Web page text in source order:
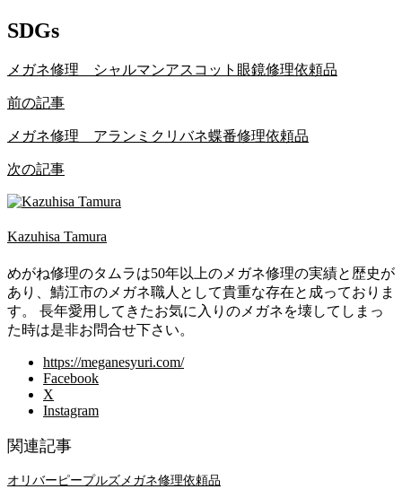
SDGs
メガネ修理 シャルマンアスコット眼鏡修理依頼品
前の記事
メガネ修理 アランミクリバネ蝶番修理依頼品
次の記事
Kazuhisa Tamura
めがね修理のタムラは50年以上のメガネ修理の実績と歴史が
あり、鯖江市のメガネ職人として貴重な存在と成っておりま
す。 長年愛用してきたお気に入りのメガネを壊してしまっ
た時は是非お問合せ下さい。
https://meganesyuri.com/
Facebook
X
Instagram
関連記事
オリバーピープルズメガネ修理依頼品